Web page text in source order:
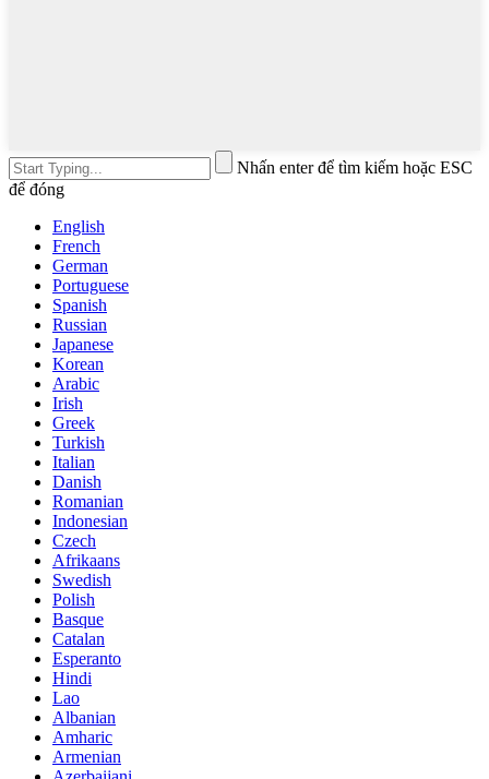
Nhấn enter để tìm kiếm hoặc ESC
để đóng
English
French
German
Portuguese
Spanish
Russian
Japanese
Korean
Arabic
Irish
Greek
Turkish
Italian
Danish
Romanian
Indonesian
Czech
Afrikaans
Swedish
Polish
Basque
Catalan
Esperanto
Hindi
Lao
Albanian
Amharic
Armenian